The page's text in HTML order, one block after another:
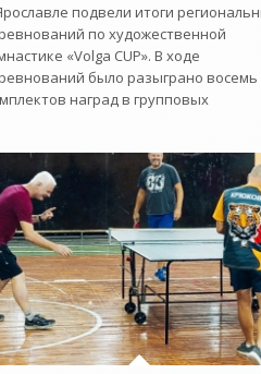
подвели итоги
по художественной
«Volga CUP». В ходе
было разыграно восемь
наград в групповых